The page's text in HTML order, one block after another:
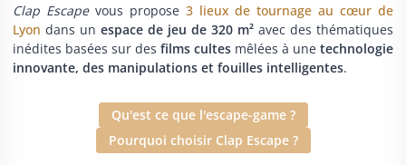
Clap Escapevous propose 3 lieux de tournage au cœur de
Lyon dans un espace de jeu de 320 m² avec des thématiques
inédites basées sur des films cultes mêlées à une technologie
innovante, des manipulations et fouilles intelligentes.
Qu'est ce que l'escape-game ?
Pourquoi choisir Clap Escape ?